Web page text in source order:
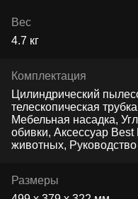
Вес
4.7 кг
Комплектация
Цилиндрический
телескопическая
Мебельная насадка,
обивки, Аксессуар
животных, Руководство
Размеры